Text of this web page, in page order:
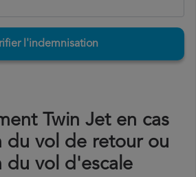
l'indemnisation
Twin Jet en cas
du vol de retour ou
du vol d'escale